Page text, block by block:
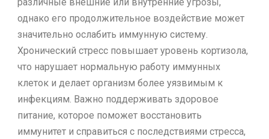
однако его продолжительное воздействие может
значительно ослабить иммунную систему.
Хронический стресс повышает уровень кортизола,
что нарушает нормальную работу иммунных
клеток и делает организм более уязвимым к
инфекциям. Важно поддерживать здоровое
питание, которое поможет восстановить
иммунитет и справиться с последствиями стресса,